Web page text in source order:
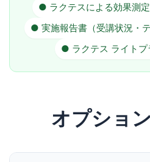
● ラクテスによる効果測
● 実施報告書（受講状況・
● ラクテス ライトプ
オプショ